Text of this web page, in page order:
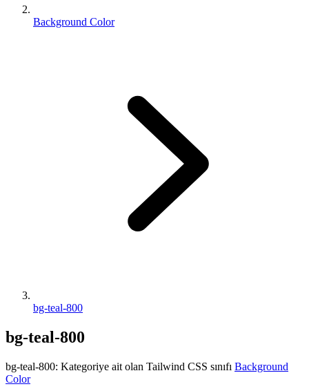
Background Color
bg-teal-800
bg-teal-800
bg-teal-800: Kategoriye ait olan Tailwind CSS sınıfı Background
Color